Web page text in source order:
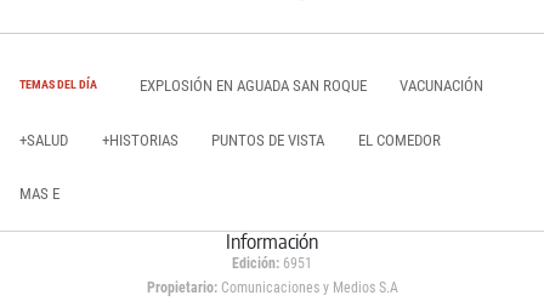
TEMAS DEL DÍA EXPLOSIÓN EN AGUADA SAN ROQUE VACUNACIÓN
+SALUD +HISTORIAS PUNTOS DE VISTA EL COMEDOR
MAS E
Información
Edición: 6951
Propietario:Comunicaciones y Medios S.A